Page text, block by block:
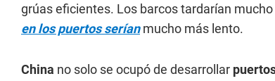
grúas eficientes. Los barcos tardarían
en los puertos seríanmucho más lento.
China no solo se ocupó de desarrollar